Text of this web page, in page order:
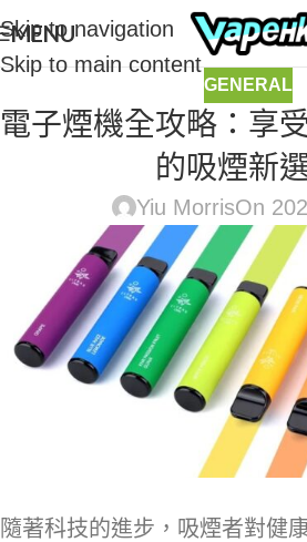
Skip to navigation
Skip to main content
MENU
GENERAL
電子煙機全攻略：享
的吸煙新
Yiu MorrisOn
隨著科技的進步，吸煙者對健